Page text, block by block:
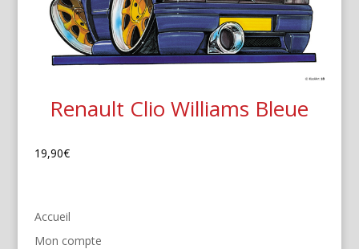
Renault Clio Williams Bleue
19,90€
Accueil
Mon compte